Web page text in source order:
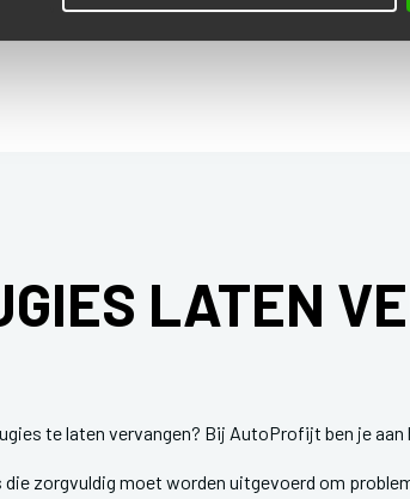
LATEN
te laten vervangen? Bij AutoProfijt ben je
zorgvuldig moet worden uitgevoerd om